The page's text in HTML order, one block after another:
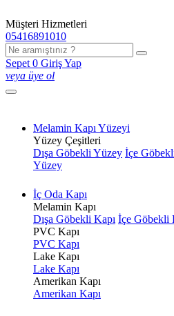
Müşteri Hizmetleri
05416891010
Sepet 0 Giriş Yap
veya üye ol
Melamin Kapı Yüzeyi
Yüzey Çeşitleri
Dışa Göbekli Yüzey İçe
Yüzey
İç Oda Kapı
Melamin Kapı
Dışa Göbekli Kapı İçe Göbekli
PVC Kapı
PVC Kapı
Lake Kapı
Lake Kapı
Amerikan Kapı
Amerikan Kapı